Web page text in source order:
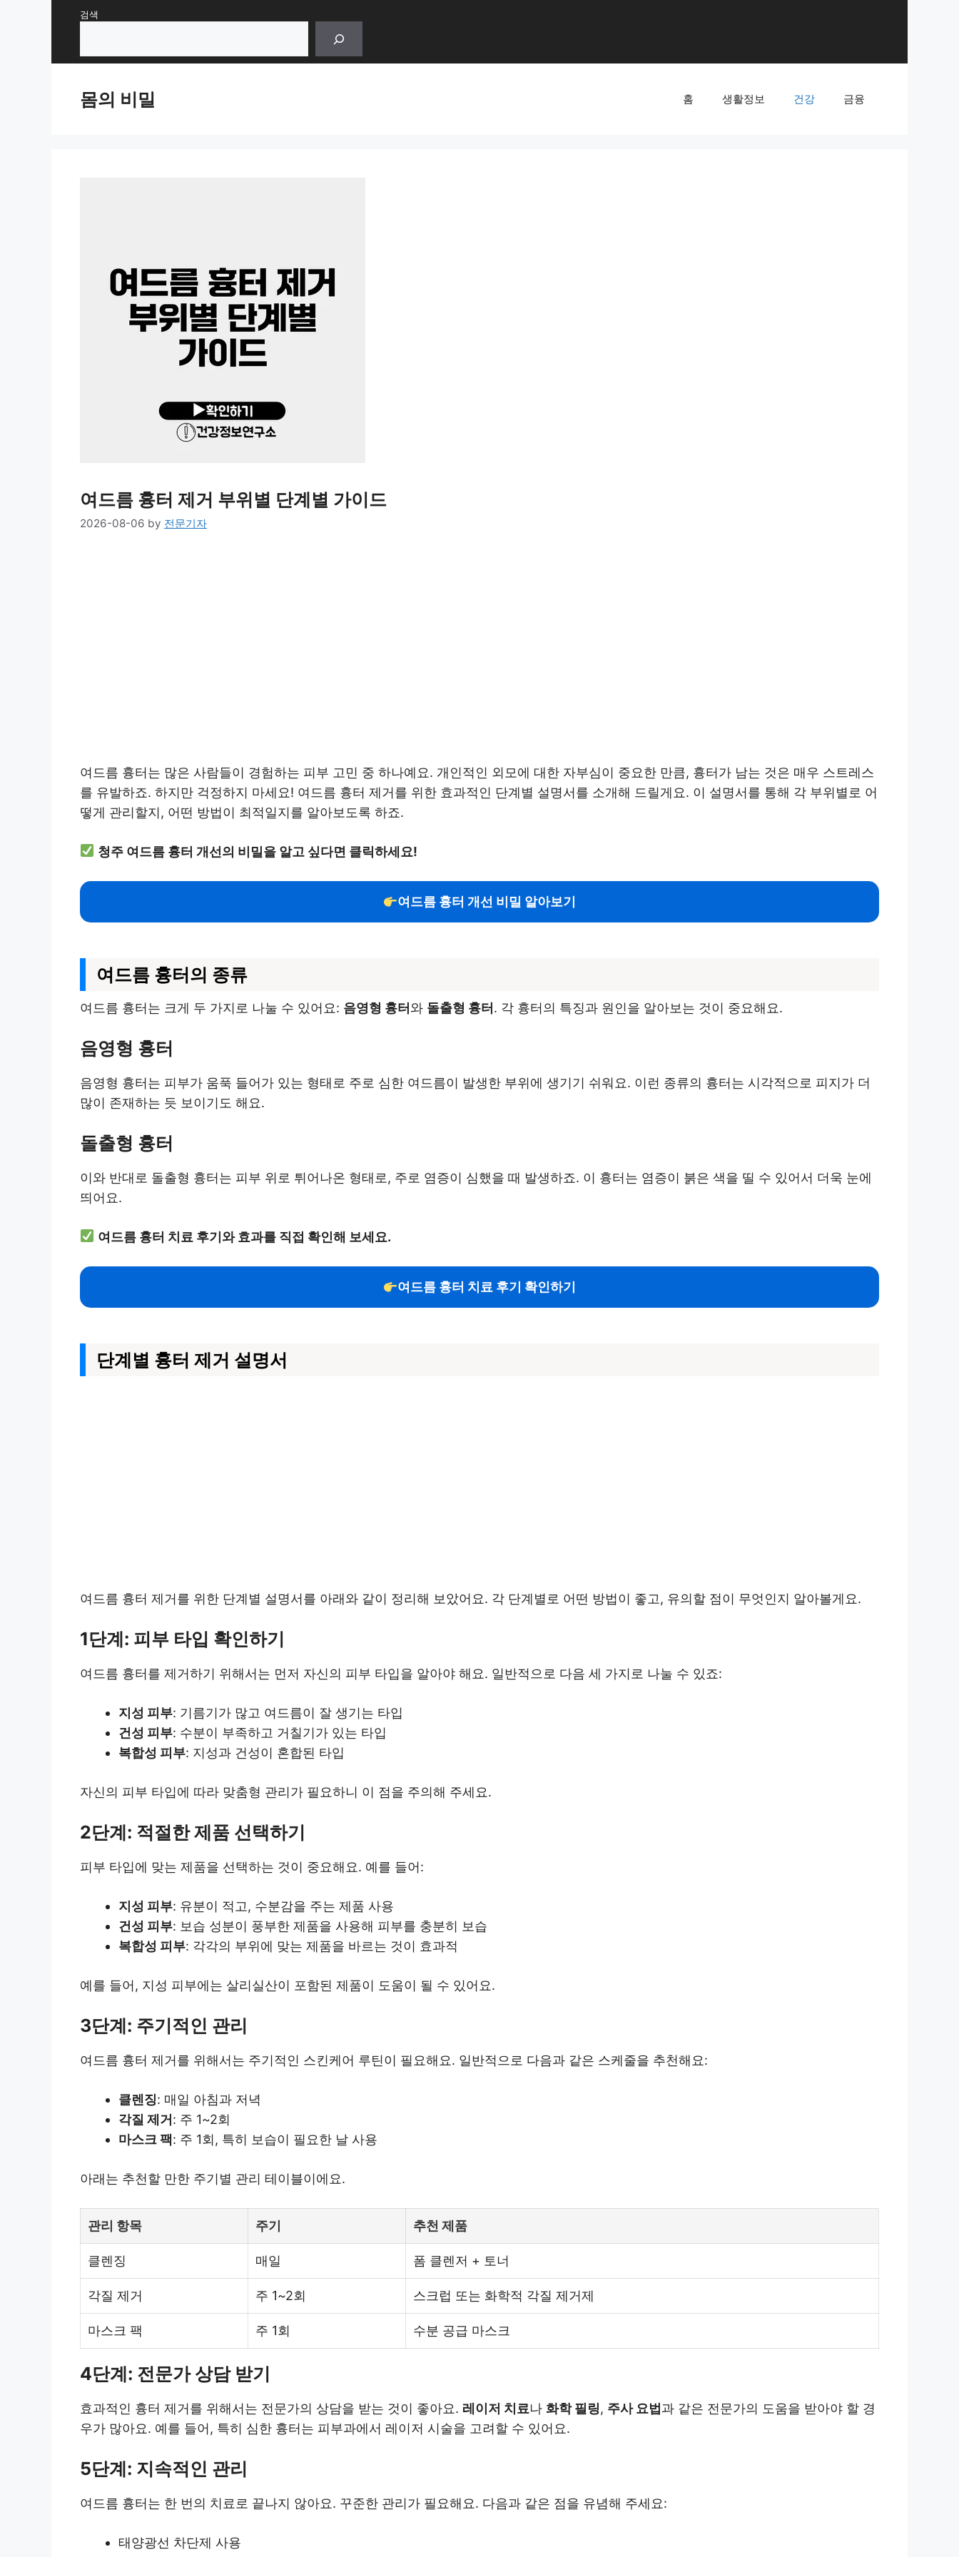
검색
몸의 비밀 홈 생활정보 건강 금융
여드름 흉터 제거 부위별 단계별 가이드
2026-08-06 by 전문기자
여드름 흉터는 많은 사람들이 경험하는 피부 고민 중 하나예요. 개인적인 외모에 대한 자부심이 중요한 만큼, 흉터가 남는 것은 매우 스트레스
를 유발하죠. 하지만 걱정하지 마세요! 여드름 흉터 제거를 위한 효과적인 단계별 설명서를 소개해 드릴게요. 이 설명서를 통해 각 부위별로 어
떻게 관리할지, 어떤 방법이 최적일지를 알아보도록 하죠.
청주 여드름 흉터 개선의 비밀을 알고 싶다면 클릭하세요!
여드름 흉터 개선 비밀 알아보기
여드름 흉터의 종류
여드름 흉터는 크게 두 가지로 나눌 수 있어요: 음영형 흉터와 돌출형 흉터. 각 흉터의 특징과 원인을 알아보는 것이 중요해요.
음영형 흉터
음영형 흉터는 피부가 움푹 들어가 있는 형태로 주로 심한 여드름이 발생한 부위에 생기기 쉬워요. 이런 종류의 흉터는 시각적으로 피지가 더
많이 존재하는 듯 보이기도 해요.
돌출형 흉터
이와 반대로 돌출형 흉터는 피부 위로 튀어나온 형태로, 주로 염증이 심했을 때 발생하죠. 이 흉터는 염증이 붉은 색을 띨 수 있어서 더욱 눈에
띄어요.
여드름 흉터 치료 후기와 효과를 직접 확인해 보세요.
여드름 흉터 치료 후기 확인하기
단계별 흉터 제거 설명서
여드름 흉터 제거를 위한 단계별 설명서를 아래와 같이 정리해 보았어요. 각 단계별로 어떤 방법이 좋고, 유의할 점이 무엇인지 알아볼게요.
1단계: 피부 타입 확인하기
여드름 흉터를 제거하기 위해서는 먼저 자신의 피부 타입을 알아야 해요. 일반적으로 다음 세 가지로 나눌 수 있죠:
지성 피부: 기름기가 많고 여드름이 잘 생기는 타입
건성 피부: 수분이 부족하고 거칠기가 있는 타입
복합성 피부: 지성과 건성이 혼합된 타입
자신의 피부 타입에 따라 맞춤형 관리가 필요하니 이 점을 주의해 주세요.
2단계: 적절한 제품 선택하기
피부 타입에 맞는 제품을 선택하는 것이 중요해요. 예를 들어:
지성 피부: 유분이 적고, 수분감을 주는 제품 사용
건성 피부: 보습 성분이 풍부한 제품을 사용해 피부를 충분히 보습
복합성 피부: 각각의 부위에 맞는 제품을 바르는 것이 효과적
예를 들어, 지성 피부에는 살리실산이 포함된 제품이 도움이 될 수 있어요.
3단계: 주기적인 관리
여드름 흉터 제거를 위해서는 주기적인 스킨케어 루틴이 필요해요. 일반적으로 다음과 같은 스케줄을 추천해요:
클렌징: 매일 아침과 저녁
각질 제거: 주 1~2회
마스크 팩: 주 1회, 특히 보습이 필요한 날 사용
아래는 추천할 만한 주기별 관리 테이블이에요.
관리 항목 주기 추천 제품
클렌징 매일 폼 클렌저 + 토너
각질 제거 주 1~2회 스크럽 또는 화학적 각질 제거제
마스크 팩 주 1회 수분 공급 마스크
4단계: 전문가 상담 받기
효과적인 흉터 제거를 위해서는 전문가의 상담을 받는 것이 좋아요. 레이저 치료나 화학 필링, 주사 요법과 같은 전문가의 도움을 받아야 할 경
우가 많아요. 예를 들어, 특히 심한 흉터는 피부과에서 레이저 시술을 고려할 수 있어요.
5단계: 지속적인 관리
여드름 흉터는 한 번의 치료로 끝나지 않아요. 꾸준한 관리가 필요해요. 다음과 같은 점을 유념해 주세요:
태양광선 차단제 사용